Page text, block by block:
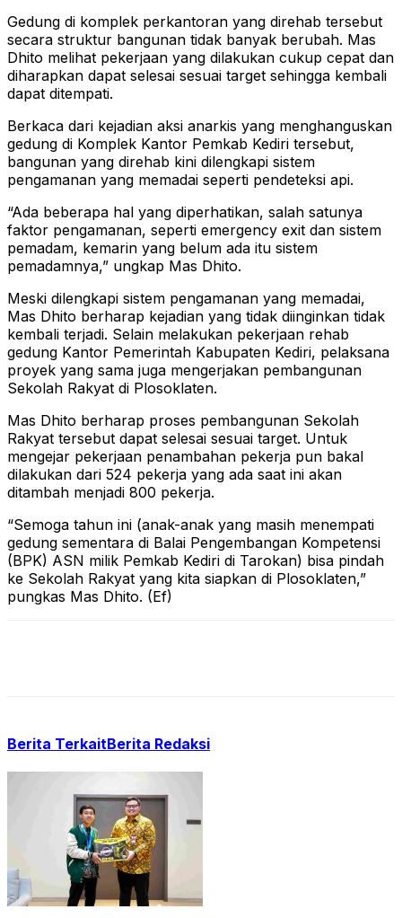
Gedung di komplek perkantoran yang direhab tersebut
secara struktur bangunan tidak banyak berubah. Mas
Dhito melihat pekerjaan yang dilakukan cukup cepat dan
diharapkan dapat selesai sesuai target sehingga kembali
dapat ditempati.
Berkaca dari kejadian aksi anarkis yang menghanguskan
gedung di Komplek Kantor Pemkab Kediri tersebut,
bangunan yang direhab kini dilengkapi sistem
pengamanan yang memadai seperti pendeteksi api.
“Ada beberapa hal yang diperhatikan, salah satunya
faktor pengamanan, seperti emergency exit dan sistem
pemadam, kemarin yang belum ada itu sistem
pemadamnya,” ungkap Mas Dhito.
Meski dilengkapi sistem pengamanan yang memadai,
Mas Dhito berharap kejadian yang tidak diinginkan tidak
kembali terjadi. Selain melakukan pekerjaan rehab
gedung Kantor Pemerintah Kabupaten Kediri, pelaksana
proyek yang sama juga mengerjakan pembangunan
Sekolah Rakyat di Plosoklaten.
Mas Dhito berharap proses pembangunan Sekolah
Rakyat tersebut dapat selesai sesuai target. Untuk
mengejar pekerjaan penambahan pekerja pun bakal
dilakukan dari 524 pekerja yang ada saat ini akan
ditambah menjadi 800 pekerja.
“Semoga tahun ini (anak-anak yang masih menempati
gedung sementara di Balai Pengembangan Kompetensi
(BPK) ASN milik Pemkab Kediri di Tarokan) bisa pindah
ke Sekolah Rakyat yang kita siapkan di Plosoklaten,”
pungkas Mas Dhito. (Ef)
Berita TerkaitBerita Redaksi